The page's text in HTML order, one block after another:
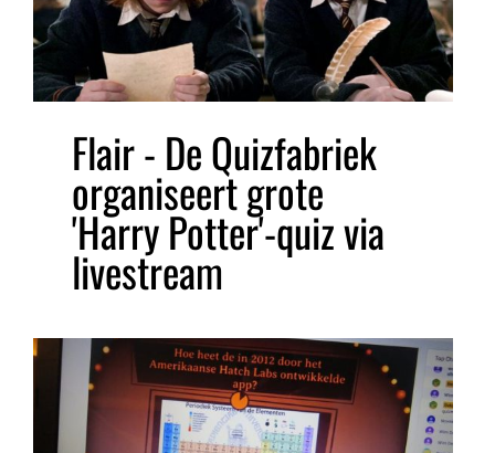
Flair - De Quizfabriek
organiseert grote
'Harry Potter'-quiz via
livestream